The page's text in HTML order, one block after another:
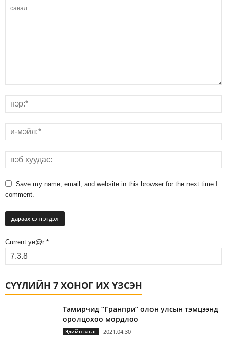
Save my name, email, and website in this browser for the next time I
comment.
Current ye@r *
СҮҮЛИЙН 7 ХОНОГ ИХ ҮЗСЭН
Тамирчид “Гранпри” олон улсын тэмцээнд
оролцохоо мордлоо
Эдийн засаг 2021.04.30